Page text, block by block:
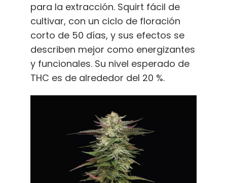
para la extracción. Squirt fácil de
cultivar, con un ciclo de floración
corto de 50 días, y sus efectos se
describen mejor como energizantes
y funcionales. Su nivel esperado de
THC es de alrededor del 20 %.